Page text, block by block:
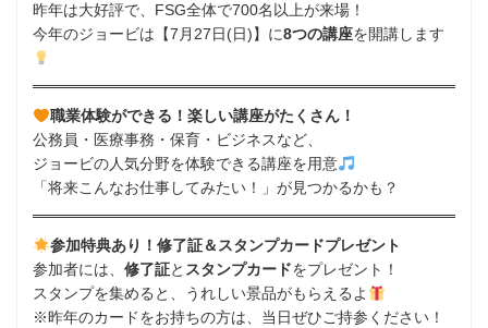
昨年は大好評で、FSG全体で700名以上が来場！
今年のジョービは【7月27日(日)】に8つの講座を開講します
職業体験ができる！楽しい講座がたくさん！
公務員・医療事務・保育・ビジネスなど、
ジョービの人気分野を体験できる講座を用意
「将来こんなお仕事してみたい！」が見つかるかも？
参加特典あり！修了証＆スタンプカードプレゼント
参加者には、 修了証と スタンプカードをプレゼント！
スタンプを集めると、うれしい景品がもらえるよ
※昨年のカードをお持ちの方は、当日ぜひご持参ください！